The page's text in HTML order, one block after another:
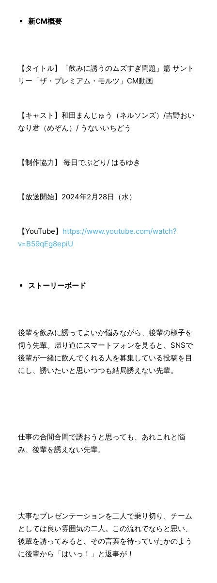
新CM概要
【タイトル】「飲みに誘うのムズすぎ問題」篇 サント
リー「ザ・プレミアム・モルツ」CM動画
【キャスト】和田まんじゅう（ネルソンズ）/吉野おい
なり君（めぞん）/ うないいちどう
【制作協力】 毎日でぶどり/ はるゆき
【放送開始】2024年2月28日（水）
【YouTube】 https://www.youtube.com/watch?
v=B59qEg8epiU
ストーリーボード
後輩を飲みに誘ってよいか悩みながら、後輩の様子を
伺う先輩。帰り道にスマートフォンを見ると、SNSで
後輩が一緒に飲んでくれる人を募集している投稿を目
にし、誘いたいと思いつつも結局誘えない先輩。
仕事の合間合間で誘おうと思っても、あれこれと悩
み、後輩を誘えない先輩。
大事なプレゼンテーションを二人で乗り切り、チーム
としては良い雰囲気の二人。この流れでならと思い、
後輩を誘ってみると、その言葉を待っていたかのよう
に後輩から「はいっ！」と返事が！